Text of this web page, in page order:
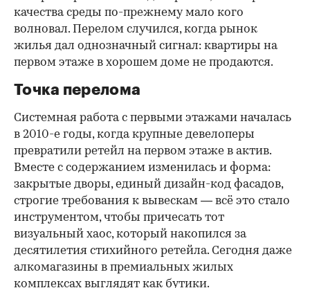
качества среды по-прежнему мало кого
волновал. Перелом случился, когда рынок
жилья дал однозначный сигнал: квартиры на
первом этаже в хорошем доме не продаются.
Точка перелома
Системная работа с первыми этажами началась
в 2010-е годы, когда крупные девелоперы
превратили ретейл на первом этаже в актив.
Вместе с содержанием изменилась и форма:
закрытые дворы, единый дизайн-код фасадов,
строгие требования к вывескам — всё это стало
инструментом, чтобы причесать тот
визуальный хаос, который накопился за
десятилетия стихийного ретейла. Сегодня даже
алкомагазины в премиальных жилых
комплексах выглядят как бутики.